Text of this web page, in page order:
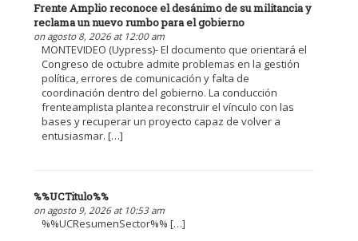
Frente Amplio reconoce el desánimo de su militancia y
reclama un nuevo rumbo para el gobierno
on agosto 8, 2026 at 12:00 am
MONTEVIDEO (Uypress)- El documento que orientará el
Congreso de octubre admite problemas en la gestión
política, errores de comunicación y falta de
coordinación dentro del gobierno. La conducción
frenteamplista plantea reconstruir el vínculo con las
bases y recuperar un proyecto capaz de volver a
entusiasmar. […]
%%UCTitulo%%
on agosto 9, 2026 at 10:53 am
%%UCResumenSector%% […]